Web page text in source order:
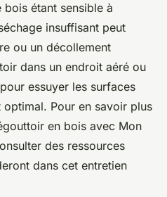
bois étant sensible à
insuffisant peut
ou un décollement
dans un endroit aéré ou
essuyer les surfaces
Pour en savoir plus
en bois avec Mon
des ressources
dans cet entretien